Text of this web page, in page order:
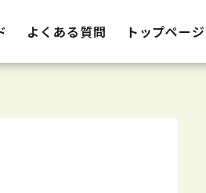
よくある質問 トップページ